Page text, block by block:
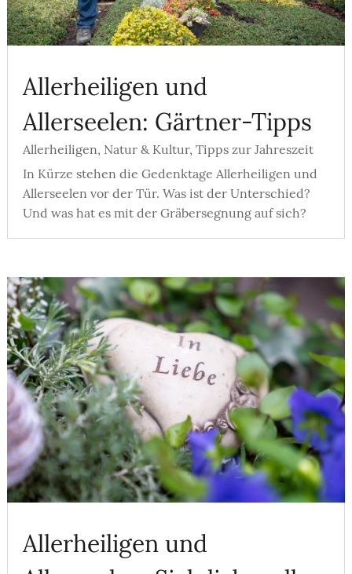
Allerheiligen und
Allerseelen: Gärtner-Tipps
Allerheiligen, Natur & Kultur, Tipps zur Jahreszeit
In Kürze stehen die Gedenktage Allerheiligen und
Allerseelen vor der Tür. Was ist der Unterschied?
Und was hat es mit der Gräbersegnung auf sich?
Allerheiligen und